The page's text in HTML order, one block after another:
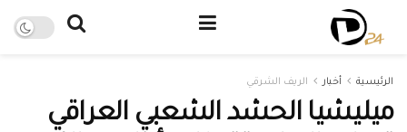
الرئيسية أخبار الريف الشرقي
ميليشيا الحشد الشعبي العراقي